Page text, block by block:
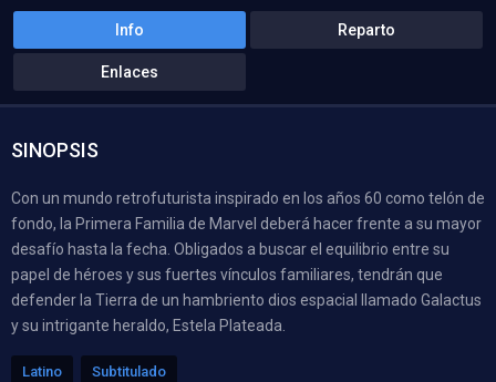
Info Reparto
Enlaces
SINOPSIS
Con un mundo retrofuturista inspirado en los años 60 como telón de
fondo, la Primera Familia de Marvel deberá hacer frente a su mayor
desafío hasta la fecha. Obligados a buscar el equilibrio entre su
papel de héroes y sus fuertes vínculos familiares, tendrán que
defender la Tierra de un hambriento dios espacial llamado Galactus
y su intrigante heraldo, Estela Plateada.
Latino Subtitulado